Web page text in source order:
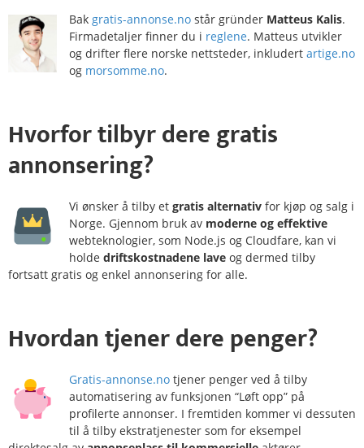
Bak gratis-annonse.no står gründer Matteus Kalis.
Firmadetaljer finner du i reglene. Matteus utvikler
og drifter flere norske nettsteder, inkludert artige.no
og morsomme.no.
Hvorfortilbyr dere gratis
annonsering?
Vi ønsker å tilby et gratis alternativ for kjøp og salg i
Norge. Gjennom bruk av moderne og effektive
webteknologier, som Node.js og Cloudfare, kan vi
holde driftskostnadene lave og dermed tilby
fortsatt gratis og enkel annonsering for alle.
Hvordantjenerdere penger?
Gratis-annonse.no tjener penger ved å tilby
automatisering av funksjonen “Løft opp” på
profilerte annonser. I fremtiden kommer vi dessuten
til å tilby ekstratjenester som for eksempel